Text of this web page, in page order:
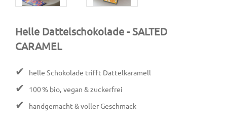
Helle Dattelschokolade - SALTED
CARAMEL
✔ helle Schokolade trifft Dattelkaramell
✔ 100 % bio, vegan & zuckerfrei
✔ handgemacht & voller Geschmack